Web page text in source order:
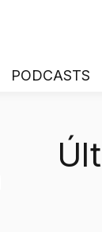
PODCASTS